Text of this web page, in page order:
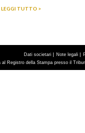
LEGGI TUTTO >
Dati societari | Note legali |
Registro della Stampa presso il